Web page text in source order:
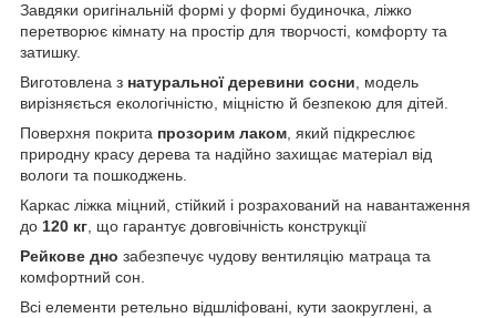
Завдяки оригінальній формі у формі будиночка, ліжко
перетворює кімнату на простір для творчості, комфорту та
затишку.
Виготовлена з натуральної деревини сосни, модель
вирізняється екологічністю, міцністю й безпекою для дітей.
Поверхня покрита прозорим лаком, який підкреслює
природну красу дерева та надійно захищає матеріал від
вологи та пошкоджень.
Каркас ліжка міцний, стійкий і розрахований на навантаження
до 120 кг, що гарантує довговічність конструкції
Рейкове дно забезпечує чудову вентиляцію матраца та
комфортний сон.
Всі елементи ретельно відшліфовані, кути заокруглені, а